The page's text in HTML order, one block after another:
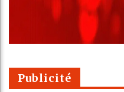
Publicité